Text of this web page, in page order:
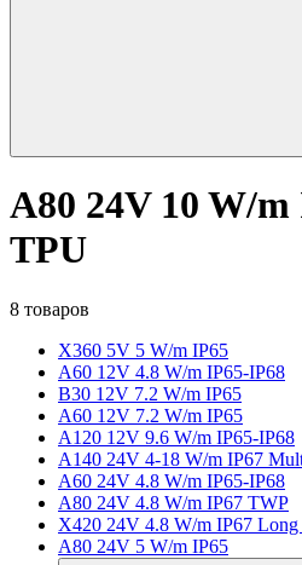
A80 24V 10 W/
TPU
8 товаров
X360 5V 5 W/m IP65
A60 12V 4.8 W/m IP65-IP68
B30 12V 7.2 W/m IP65
A60 12V 7.2 W/m IP65
A120 12V 9.6 W/m IP65-IP68
A140 24V 4-18 W/m IP67
A60 24V 4.8 W/m IP65-IP68
A80 24V 4.8 W/m IP67 TWP
X420 24V 4.8 W/m IP67 Long
A80 24V 5 W/m IP65